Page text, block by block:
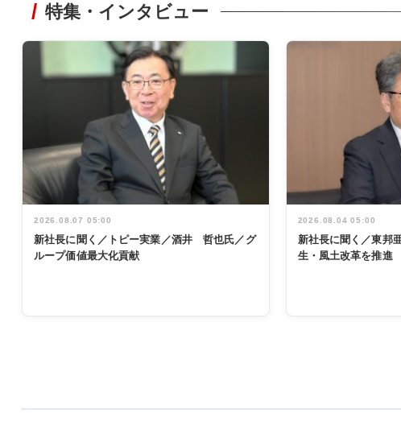
特集・インタビュー
2026.08.07 05:00
新社長に聞く／トピー実業／酒井 哲也氏／グ
ループ価値最大化貢献
2026.08.04 05:00
新社長に聞く／東邦
生・風土改革を推進